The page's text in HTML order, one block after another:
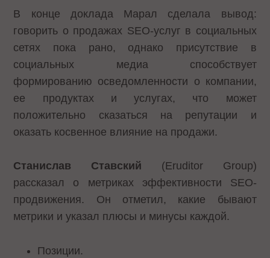
В конце доклада Марал сделала вывод:
говорить о продажах SEO-услуг в социальных
сетях пока рано, однако присутствие в
социальных медиа способствует
формированию осведомленности о компании,
ее продуктах и услугах, что может
положительно сказаться на репутации и
оказать косвенное влияние на продажи.
Станислав Ставский (Eruditor Group)
рассказал о метриках эффективности SEO-
продвижения. Он отметил, какие бывают
метрики и указал плюсы и минусы каждой.
Позиции.